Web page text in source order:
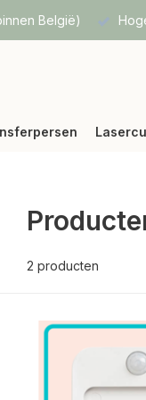
België)
2 producten